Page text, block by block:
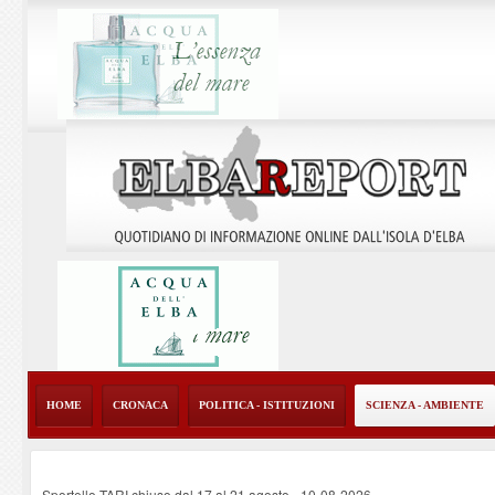
HOME CRONACA POLITICA - ISTITUZIONI SCIENZA - AMBIENTE